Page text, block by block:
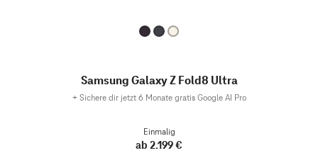
Samsung Galaxy Z Fold8 Ultra
+ Sichere dir jetzt 6 Monate gratis Google AI Pro
Einmalig
ab 2.199 €